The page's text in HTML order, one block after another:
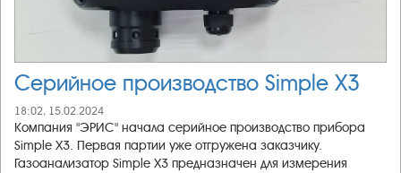
Серийное производство Simple X3
18:02, 15.02.2024
Компания "ЭРИС" начала серийное производство прибора
Simple X3. Первая партии уже отгружена заказчику.
Газоанализатор Simple X3 предназначен для измерения